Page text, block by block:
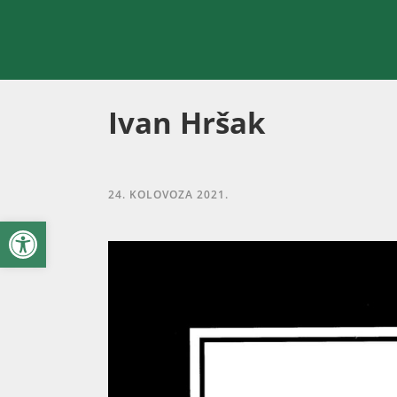
Open toolbar
Ivan Hršak
24. KOLOVOZA 2021.